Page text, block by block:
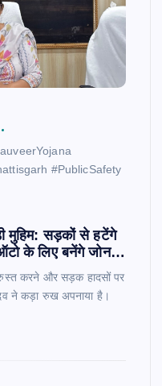
#PublicSafety
मुहिम: सड़कों से हटेंगे
के लिए बनेंगे जोन…
करने और सड़क हादसों पर
ने कड़ा रुख अपनाया है।